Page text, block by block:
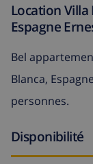
Location Villa
Espagne
Bel
Blanca,
personnes.
Disponibilité